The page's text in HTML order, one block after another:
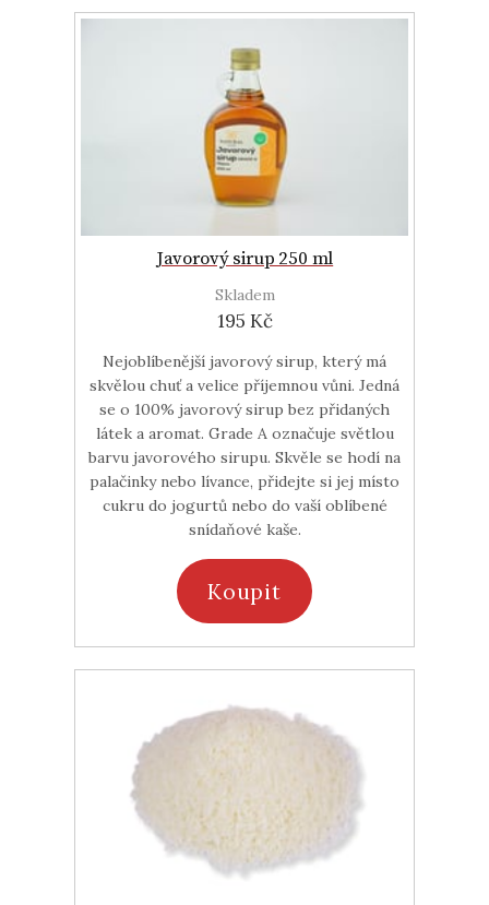
Javorový sirup 250 ml
Skladem
195 Kč
Nejoblíbenější javorový sirup, který má
skvělou chuť a velice příjemnou vůni. Jedná
se o 100% javorový sirup bez přidaných
látek a aromat. Grade A označuje světlou
barvu javorového sirupu. Skvěle se hodí na
palačinky nebo lívance, přidejte si jej místo
cukru do jogurtů nebo do vaší oblíbené
snídaňové kaše.
Koupit